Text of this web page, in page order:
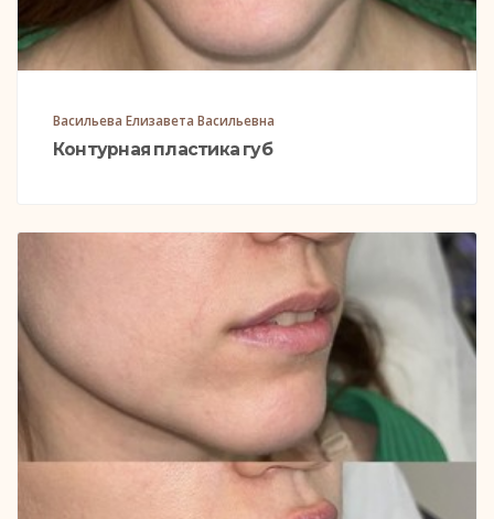
Васильева Елизавета Васильевна
Контурная пластика губ